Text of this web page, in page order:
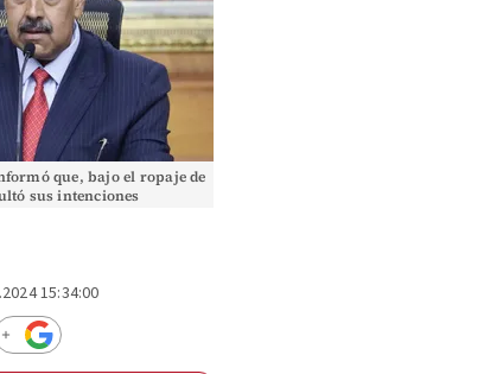
que, bajo el ropaje de
sus intenciones
15:34:00